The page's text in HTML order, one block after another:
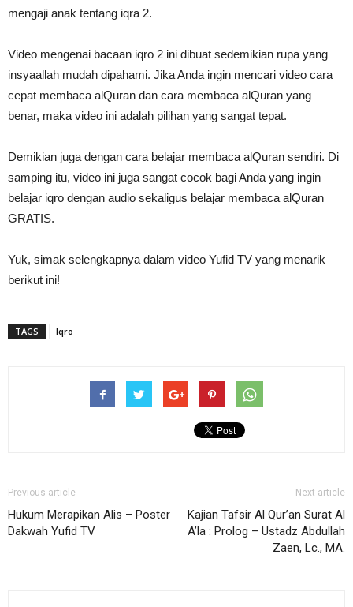
mengaji anak tentang iqra 2.
Video mengenai bacaan iqro 2 ini dibuat sedemikian rupa yang
insyaallah mudah dipahami. Jika Anda ingin mencari video cara
cepat membaca alQuran dan cara membaca alQuran yang
benar, maka video ini adalah pilihan yang sangat tepat.
Demikian juga dengan cara belajar membaca alQuran sendiri. Di
samping itu, video ini juga sangat cocok bagi Anda yang ingin
belajar iqro dengan audio sekaligus belajar membaca alQuran
GRATIS.
Yuk, simak selengkapnya dalam video Yufid TV yang menarik
berikut ini!
TAGS Iqro
Previous article
Hukum Merapikan Alis – Poster
Dakwah Yufid TV
Next article
Kajian Tafsir Al Qur’an Surat Al
A’la : Prolog – Ustadz Abdullah
Zaen, Lc., MA.